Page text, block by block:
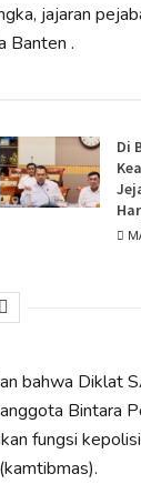
jajaran
Banten .
Di
bahwa Diklat
Bintara
fungsi